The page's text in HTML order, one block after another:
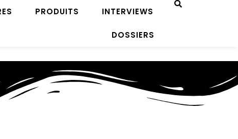
PRODUITS INTERVIEWS
DOSSIERS